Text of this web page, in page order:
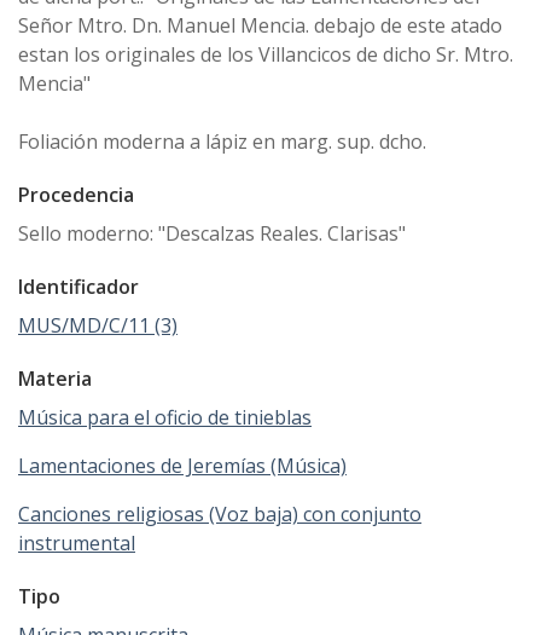
Señor Mtro. Dn. Manuel Mencia. debajo de este atado
estan los originales de los Villancicos de dicho Sr. Mtro.
Mencia"
Foliación moderna a lápiz en marg. sup. dcho.
Procedencia
Sello moderno: "Descalzas Reales. Clarisas"
Identificador
MUS/MD/C/11 (3)
Materia
Música para el oficio de tinieblas
Lamentaciones de Jeremías (Música)
Canciones religiosas (Voz baja) con conjunto
instrumental
Tipo